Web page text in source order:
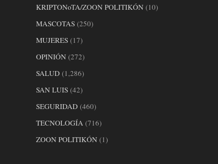
KRIPTONoTA/ZOON POLITIKÓN (10)
MASCOTAS (250)
MUJERES (17)
OPINIÓN (272)
SALUD (1,286)
SAN LUIS (42)
SEGURIDAD (460)
TECNOLOGÍA (716)
ZOON POLITIKÓN (1)